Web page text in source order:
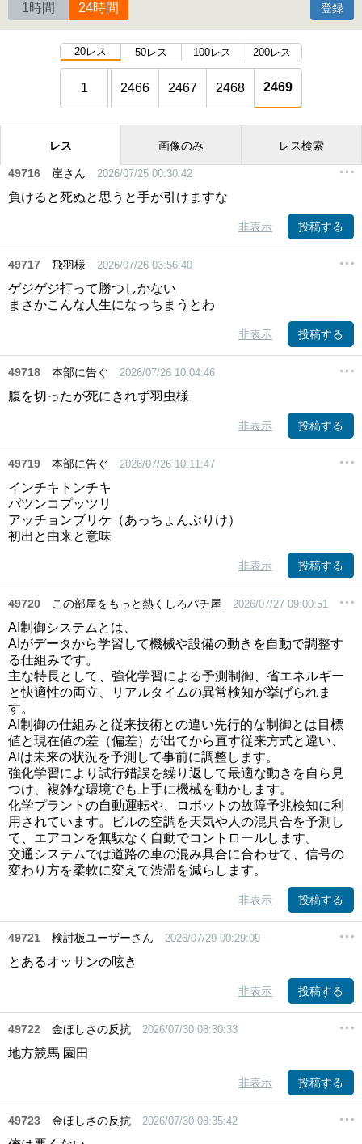
1時間 24時間 登録
20レス 50レス 100レス 200レス
1 2466 2467 2468 2469
レス 画像のみ レス検索
49716 崖さん 2026/07/25 00:30:42
負けると死ぬと思うと手が引けますな
非表示 投稿する
49717 飛羽様 2026/07/26 03:56:40
ゲジゲジ打って勝つしかない
まさかこんな人生になっちまうとわ
非表示 投稿する
49718 本部に告ぐ 2026/07/26 10:04:46
腹を切ったが死にきれず羽虫様
非表示 投稿する
49719 本部に告ぐ 2026/07/26 10:11:47
インチキトンチキ
パツンコプッツリ
アッチョンブリケ（あっちょんぶりけ）
初出と由来と意味
非表示 投稿する
49720 この部屋をもっと熱くしろパチ屋 2026/07/27 09:00:51
AI制御システムとは、
AIがデータから学習して機械や設備の動きを自動で調整す
る仕組みです。
主な特長として、強化学習による予測制御、省エネルギー
と快適性の両立、リアルタイムの異常検知が挙げられま
す。
AI制御の仕組みと従来技術との違い先行的な制御とは目標
値と現在値の差（偏差）が出てから直す従来方式と違い、
AIは未来の状況を予測して事前に調整します。
強化学習により試行錯誤を繰り返して最適な動きを自ら見
つけ、複雑な環境でも上手に機械を動かします。
化学プラントの自動運転や、ロボットの故障予兆検知に利
用されています。ビルの空調を天気や人の混具合を予測し
て、エアコンを無駄なく自動でコントロールします。
交通システムでは道路の車の混み具合に合わせて、信号の
変わり方を柔軟に変えて渋滞を減らします。
非表示 投稿する
49721 検討板ユーザーさん 2026/07/29 00:29:09
とあるオッサンの呟き
非表示 投稿する
49722 金ほしさの反抗 2026/07/30 08:30:33
地方競馬 園田
非表示 投稿する
49723 金ほしさの反抗 2026/07/30 08:35:42